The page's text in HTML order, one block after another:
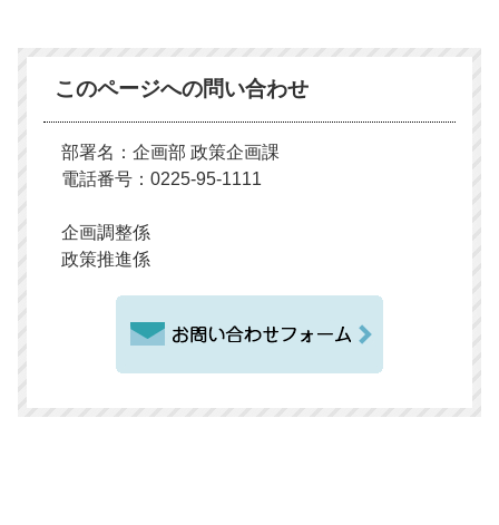
このページへの問い合わせ
部署名：企画部 政策企画課
電話番号：0225-95-1111
企画調整係
政策推進係